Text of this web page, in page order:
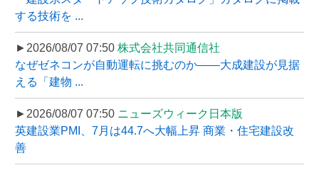
する技術を ...
►2026/08/07 07:50 株式会社共同通信社
なぜゼネコンが自動運転に挑むのか――大成建設が見据
える「建物 ...
►2026/08/07 07:50 ニューズウィーク日本版
英建設業PMI、7月は44.7へ大幅上昇 商業・住宅建設改
善